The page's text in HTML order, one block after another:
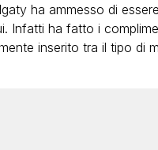
ha ammesso di
Infatti ha fatto i
inserito tra il tipo di